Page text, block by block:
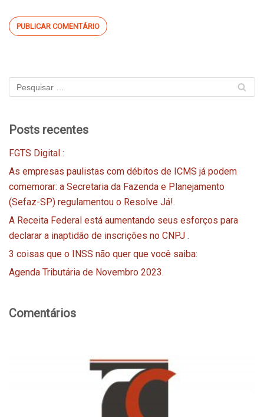
Posts recentes
FGTS Digital :
As empresas paulistas com débitos de ICMS já podem
comemorar: a Secretaria da Fazenda e Planejamento
(Sefaz-SP) regulamentou o Resolve Já!.
A Receita Federal está aumentando seus esforços para
declarar a inaptidão de inscrições no CNPJ .
3 coisas que o INSS não quer que você saiba:
Agenda Tributária de Novembro 2023.
Comentários